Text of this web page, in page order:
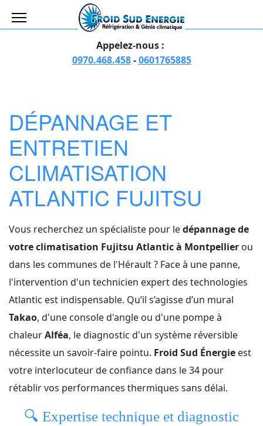
Appelez-nous :
0970.468.458-0601765885
DÉPANNAGE ET
ENTRETIEN
CLIMATISATION
ATLANTIC FUJITSU
Vous recherchez un spécialiste pour ledépannage de
votre climatisation Fujitsu Atlantic à Montpellier ou
dans les communes de l'Hérault ? Face à une panne,
l'intervention d'un technicien expert des technologies
Atlantic est indispensable. Qu’il s’agisse d’un mural
Takao, d'une console d'angle ou d'une pompe à
chaleurAlféa, le diagnostic d'un système réversible
nécessite un savoir-faire pointu. Froid Sud Énergie est
votre interlocuteur de confiance dans le 34 pour
rétablir vos performances thermiques sans délai.
🔍 Expertise technique et diagnostic